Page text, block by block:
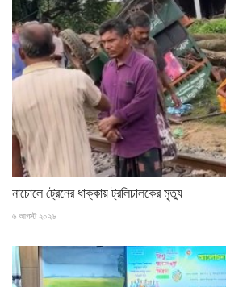
নাচোলে ট্রেনের ধাক্কায় ট্রলিচালকের মৃত্যু
৬ আগস্ট ২০২৬